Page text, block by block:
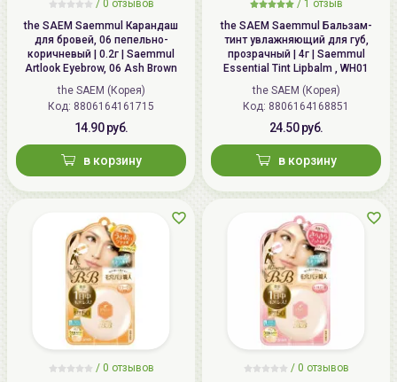
/ 0 отзывов
the SAEM Saemmul Карандаш
для бровей, 06 пепельнo-
коричневый | 0.2г | Saemmul
Artlook Eyebrow, 06 Ash Brown
the SAEM (Корея)
Код: 8806164161715
14.90 руб.
в корзину
/ 1 отзыв
the SAEM Saemmul Бальзам-
тинт увлажняющий для губ,
прозрачный | 4г | Saemmul
Essential Tint Lipbalm , WH01
the SAEM (Корея)
Код: 8806164168851
24.50 руб.
в корзину
/ 0 отзывов
/ 0 отзывов